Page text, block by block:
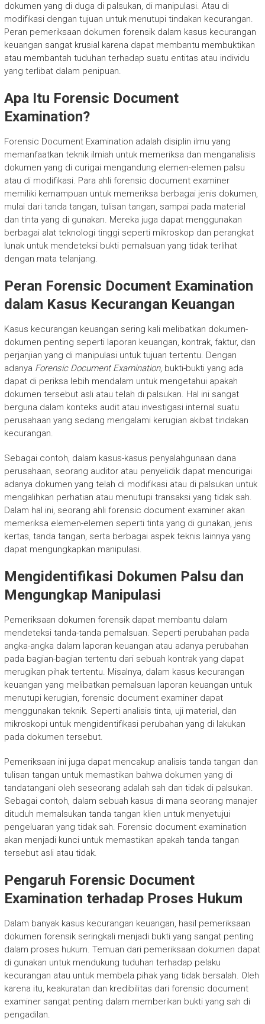
dokumen yang di duga di palsukan, di manipulasi. Atau di
modifikasi dengan tujuan untuk menutupi tindakan kecurangan.
Peran pemeriksaan dokumen forensik dalam kasus kecurangan
keuangan sangat krusial karena dapat membantu membuktikan
atau membantah tuduhan terhadap suatu entitas atau individu
yang terlibat dalam penipuan.
Apa Itu Forensic Document
Examination?
Forensic Document Examination adalah disiplin ilmu yang
memanfaatkan teknik ilmiah untuk memeriksa dan menganalisis
dokumen yang di curigai mengandung elemen-elemen palsu
atau di modifikasi. Para ahli forensic document examiner
memiliki kemampuan untuk memeriksa berbagai jenis dokumen,
mulai dari tanda tangan, tulisan tangan, sampai pada material
dan tinta yang di gunakan. Mereka juga dapat menggunakan
berbagai alat teknologi tinggi seperti mikroskop dan perangkat
lunak untuk mendeteksi bukti pemalsuan yang tidak terlihat
dengan mata telanjang.
Peran Forensic Document Examination
dalam Kasus Kecurangan Keuangan
Kasus kecurangan keuangan sering kali melibatkan dokumen-
dokumen penting seperti laporan keuangan, kontrak, faktur, dan
perjanjian yang di manipulasi untuk tujuan tertentu. Dengan
adanya Forensic Document Examination, bukti-bukti yang ada
dapat di periksa lebih mendalam untuk mengetahui apakah
dokumen tersebut asli atau telah di palsukan. Hal ini sangat
berguna dalam konteks audit atau investigasi internal suatu
perusahaan yang sedang mengalami kerugian akibat tindakan
kecurangan.
Sebagai contoh, dalam kasus-kasus penyalahgunaan dana
perusahaan, seorang auditor atau penyelidik dapat mencurigai
adanya dokumen yang telah di modifikasi atau di palsukan untuk
mengalihkan perhatian atau menutupi transaksi yang tidak sah.
Dalam hal ini, seorang ahli forensic document examiner akan
memeriksa elemen-elemen seperti tinta yang di gunakan, jenis
kertas, tanda tangan, serta berbagai aspek teknis lainnya yang
dapat mengungkapkan manipulasi.
Mengidentifikasi Dokumen Palsu dan
Mengungkap Manipulasi
Pemeriksaan dokumen forensik dapat membantu dalam
mendeteksi tanda-tanda pemalsuan. Seperti perubahan pada
angka-angka dalam laporan keuangan atau adanya perubahan
pada bagian-bagian tertentu dari sebuah kontrak yang dapat
merugikan pihak tertentu. Misalnya, dalam kasus kecurangan
keuangan yang melibatkan pemalsuan laporan keuangan untuk
menutupi kerugian, forensic document examiner dapat
menggunakan teknik. Seperti analisis tinta, uji material, dan
mikroskopi untuk mengidentifikasi perubahan yang di lakukan
pada dokumen tersebut.
Pemeriksaan ini juga dapat mencakup analisis tanda tangan dan
tulisan tangan untuk memastikan bahwa dokumen yang di
tandatangani oleh seseorang adalah sah dan tidak di palsukan.
Sebagai contoh, dalam sebuah kasus di mana seorang manajer
dituduh memalsukan tanda tangan klien untuk menyetujui
pengeluaran yang tidak sah. Forensic document examination
akan menjadi kunci untuk memastikan apakah tanda tangan
tersebut asli atau tidak.
Pengaruh Forensic Document
Examination terhadap Proses Hukum
Dalam banyak kasus kecurangan keuangan, hasil pemeriksaan
dokumen forensik seringkali menjadi bukti yang sangat penting
dalam proses hukum. Temuan dari pemeriksaan dokumen dapat
di gunakan untuk mendukung tuduhan terhadap pelaku
kecurangan atau untuk membela pihak yang tidak bersalah. Oleh
karena itu, keakuratan dan kredibilitas dari forensic document
examiner sangat penting dalam memberikan bukti yang sah di
pengadilan.